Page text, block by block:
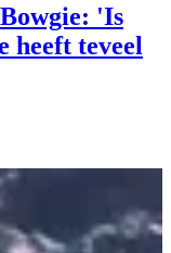
'Is
heeft teveel